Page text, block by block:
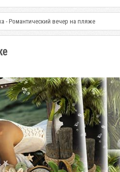
- Романтический вечер на пляже